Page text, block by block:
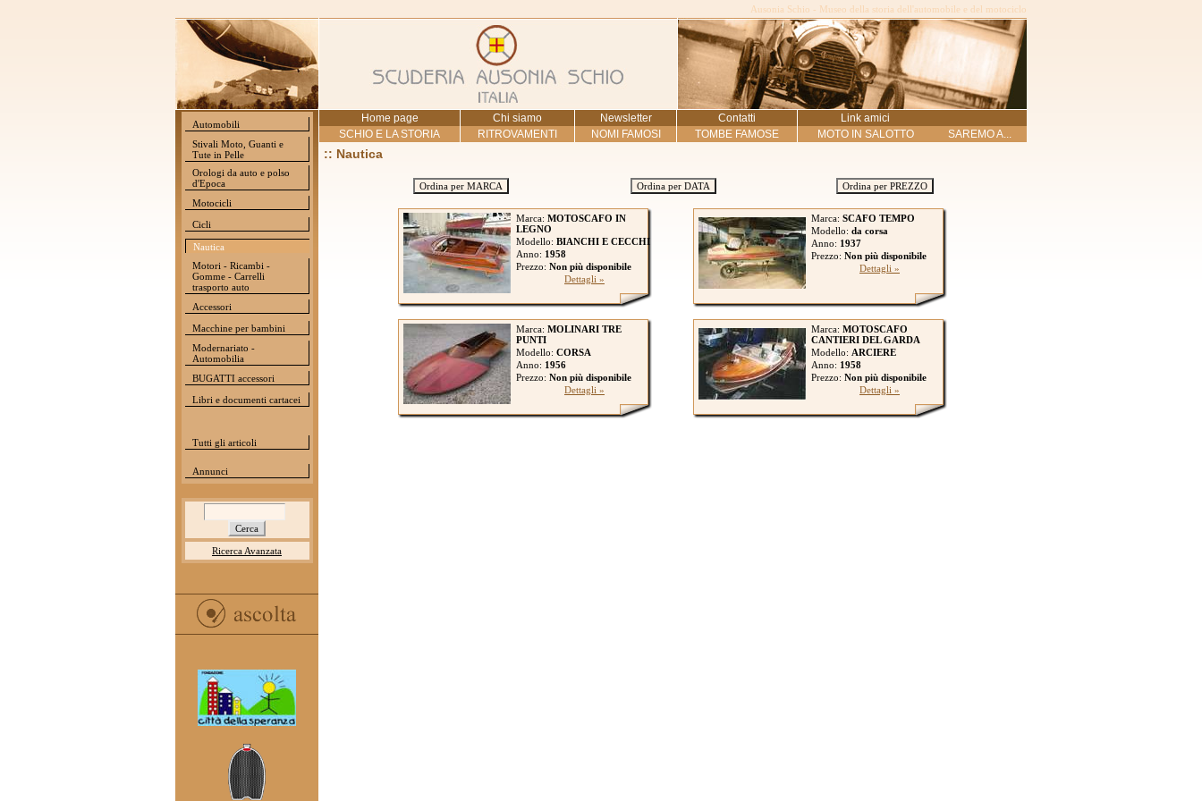
Ausonia Schio - Museo della storia dell'automobile e del motociclo
Automobili
Stivali Moto, Guanti e
Tute in Pelle
Orologi da auto e polso
d'Epoca
Motocicli
Cicli
Nautica
Motori - Ricambi -
Gomme - Carrelli
trasporto auto
Accessori
Macchine per bambini
Modernariato -
Automobilia
BUGATTI accessori
Libri e documenti cartacei
Tutti gli articoli
Annunci
Ricerca Avanzata
Home page Chi siamo Newsletter Contatti
Link amici
SCHIO E LA STORIA
RITROVAMENTI NOMI FAMOSI TOMBE FAMOSE MOTO IN SALOTTO SAREMO A...
:: Nautica
Ordina per MARCA Ordina per DATA Ordina per PREZZO
Marca: MOTOSCAFO IN
LEGNO
Modello: BIANCHI E CECCHI
Anno: 1958
Prezzo: Non più disponibile
Dettagli »
Marca: SCAFO TEMPO
Modello: da corsa
Anno: 1937
Prezzo: Non più disponibile
Dettagli »
Marca: MOLINARI TRE
PUNTI
Modello: CORSA
Anno: 1956
Prezzo: Non più disponibile
Dettagli »
Marca: MOTOSCAFO
CANTIERI DEL GARDA
Modello: ARCIERE
Anno: 1958
Prezzo: Non più disponibile
Dettagli »